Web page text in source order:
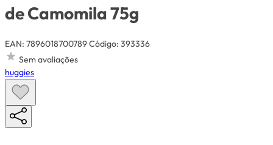
de Camomila 75g
EAN: 7896018700789Código: 393336
Sem avaliações
huggies